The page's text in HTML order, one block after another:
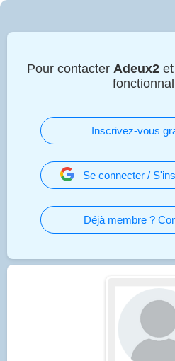
Pour contacter Adeux2et
Inscrivez-vous
Se connecter /
Déjà membre ?